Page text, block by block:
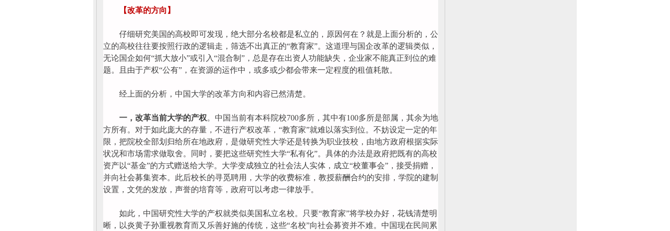
【改革的方向】
仔细研究美国的高校即可发现，绝大部分名校都是私立的，原因何在？就是上面分析的，公
立的高校往往要按照行政的逻辑走，筛选不出真正的“教育家”。这道理与国企改革的逻辑类似，
无论国企如何“抓大放小”或引入“混合制”，总是存在出资人功能缺失，企业家不能真正到位的难
题。且由于产权“公有”，在资源的运作中，或多或少都会带来一定程度的租值耗散。
经上面的分析，中国大学的改革方向和内容已然清楚。
一，改革当前大学的产权。中国当前有本科院校700多所，其中有100多所是部属，其余为地
方所有。对于如此庞大的存量，不进行产权改革，“教育家”就难以落实到位。不妨设定一定的年
限，把院校全部划归给所在地政府，是做研究性大学还是转换为职业技校，由地方政府根据实际
状况和市场需求做取舍。同时，要把这些研究性大学“私有化”。具体的办法是政府把既有的高校
资产以“基金”的方式赠送给大学。大学变成独立的社会法人实体，成立“校董事会”，接受捐赠，
并向社会募集资本。此后校长的寻觅聘用，大学的收费标准，教授薪酬合约的安排，学院的建制
设置，文凭的发放，声誉的培育等，政府可以考虑一律放手。
如此，中国研究性大学的产权就类似美国私立名校。只要“教育家”将学校办好，花钱清楚明
晰，以炎黄子孙重视教育而又乐善好施的传统，这些“名校”向社会募资并不难。中国现在民间累